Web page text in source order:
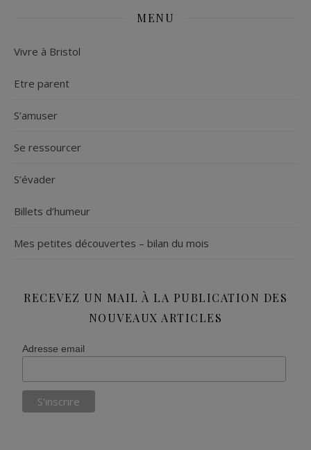
MENU
Vivre à Bristol
Etre parent
S’amuser
Se ressourcer
S’évader
Billets d’humeur
Mes petites découvertes – bilan du mois
RECEVEZ UN MAIL À LA PUBLICATION DES
NOUVEAUX ARTICLES
Adresse email